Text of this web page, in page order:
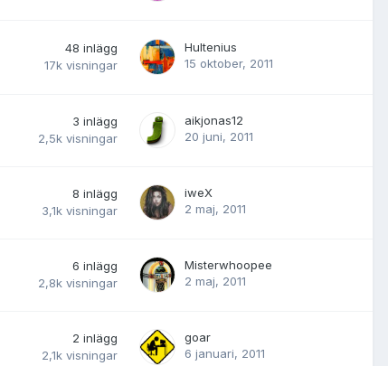
48 inlägg
17k visningar
Hultenius
15 oktober, 2011
3 inlägg
2,5k visningar
aikjonas12
20 juni, 2011
8 inlägg
3,1k visningar
iweX
2 maj, 2011
6 inlägg
2,8k visningar
Misterwhoopee
2 maj, 2011
2 inlägg
2,1k visningar
goar
6 januari, 2011